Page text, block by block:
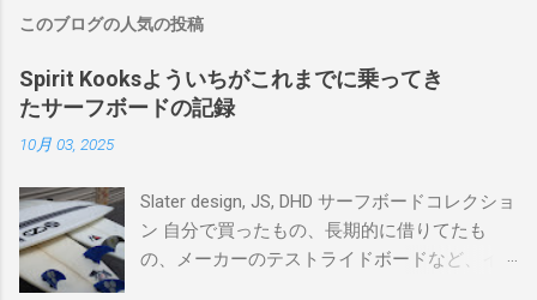
このブログの人気の投稿
Spirit Kooksよういちがこれまでに乗ってき
たサーフボードの記録
10月 03, 2025
Slater design, JS, DHD サーフボードコレクショ
ン 自分で買ったもの、長期的に借りてたも
の、メーカーのテストライドボードなど、イ